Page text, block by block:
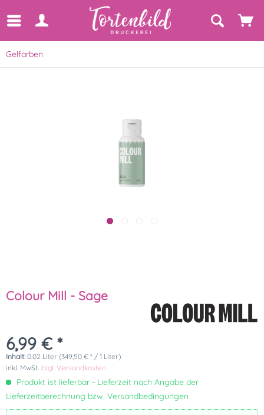
Gelfarben
Colour Mill - Sage
6,99 € *
Inhalt: 0.02 Liter (349,50 € * / 1 Liter)
inkl. MwSt. zzgl. Versandkosten
Produkt ist lieferbar - Lieferzeit nach Angabe der
Lieferzeitberechnung bzw. Versandbedingungen